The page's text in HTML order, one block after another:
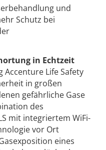
und
Schutz bei
in Echtzeit
Accenture Life Safety
in großen
gefährliche Gase
des
mit integriertem WiFi-
vor Ort
eines